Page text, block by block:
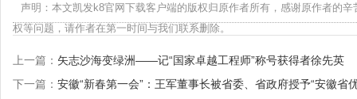
声明：本文凯发k8官网下载客户端的版权归原作者所有，感谢原作者的
权等问题，请作者在第一时间与我们联系删除。
上一篇： ​矢志沙海变绿洲——记“国家卓越工程师”称号获得者徐先英
下一篇： 安徽“新春第一会”：王军董事长被省委、省政府授予“安徽省